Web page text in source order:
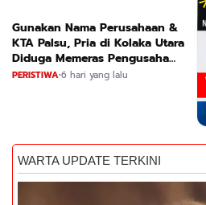
Gunakan Nama Perusahaan &
KTA Palsu, Pria di Kolaka Utara
Diduga Memeras Pengusaha
Tambang dan Minyak
PERISTIWA•6 hari yang lalu